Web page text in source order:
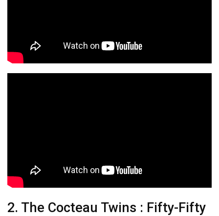
2. The Cocteau Twins : Fifty-Fifty